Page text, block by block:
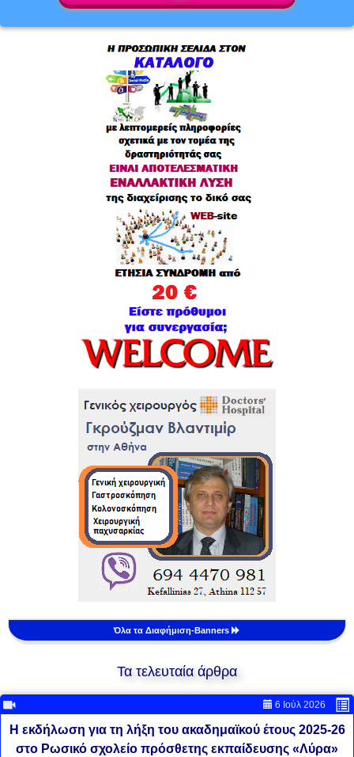
Όλα τα Διαφήμιση-Banners
Τα τελευταία άρθρα
6 Ιούλ 2026
Η εκδήλωση για τη λήξη του ακαδημαϊκού έτους 2025-26
στο Ρωσικό σχολείο πρόσθετης εκπαίδευσης «Λύρα»